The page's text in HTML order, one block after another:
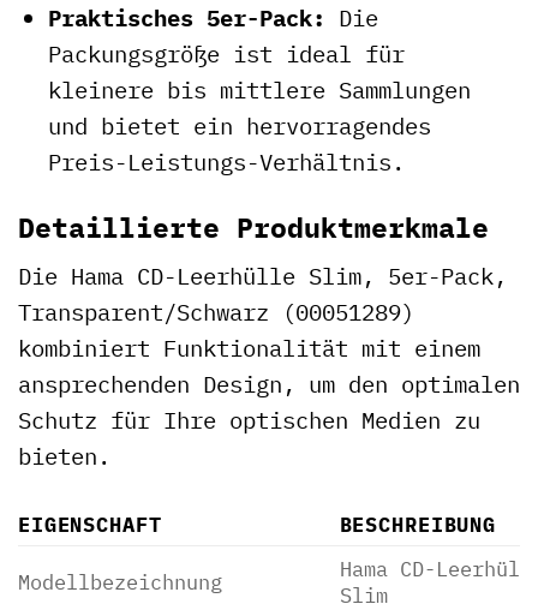
Praktisches 5er-Pack: Die
Packungsgröße ist ideal für
kleinere bis mittlere Sammlungen
und bietet ein hervorragendes
Preis-Leistungs-Verhältnis.
Detaillierte Produktmerkmale
Die Hama CD-Leerhülle Slim, 5er-Pack,
Transparent/Schwarz (00051289)
kombiniert Funktionalität mit einem
ansprechenden Design, um den optimalen
Schutz für Ihre optischen Medien zu
bieten.
EIGENSCHAFT BESCHREIBUNG
Modellbezeichnung
Hama CD-
Slim